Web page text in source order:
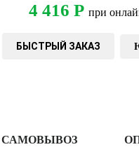
4 416 Р при
БЫСТРЫЙ ЗАКАЗ
САМОВЫВОЗ